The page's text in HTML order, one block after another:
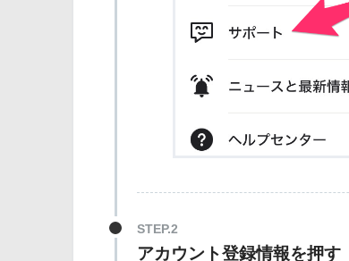
アカウント登録情報を押す